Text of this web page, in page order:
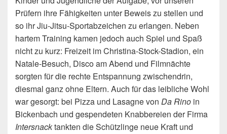
Prüfern ihre Fähigkeiten unter Beweis zu stellen und
so ihr Jiu-Jitsu-Sportabzeichen zu erlangen. Neben
hartem Training kamen jedoch auch Spiel und Spaß
nicht zu kurz: Freizeit im Christina-Stock-Stadion, ein
Natale-Besuch, Disco am Abend und Filmnächte
sorgten für die rechte Entspannung zwischendrin,
diesmal ganz ohne Eltern. Auch für das leibliche Wohl
war gesorgt: bei Pizza und Lasagne von Da Rino in
Bickenbach und gespendeten Knabbereien der Firma
Intersnacktankten die Schützlinge neue Kraft und